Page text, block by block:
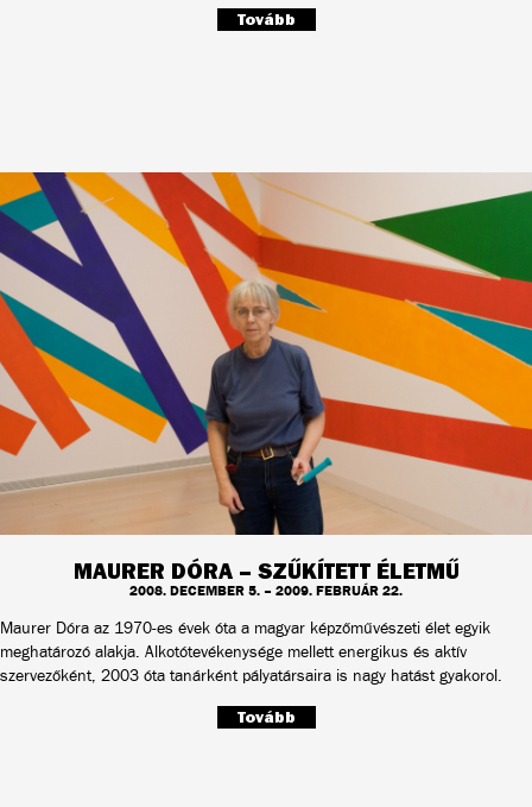
Tovább
MAURER DÓRA – SZŰKÍTETT ÉLETMŰ
2008. DECEMBER 5. – 2009. FEBRUÁR 22.
Maurer Dóra az 1970-es évek óta a magyar képzőművészeti élet egyik
meghatározó alakja. Alkotótevékenysége mellett energikus és aktív
szervezőként, 2003 óta tanárként pályatársaira is nagy hatást gyakorol.
Tovább